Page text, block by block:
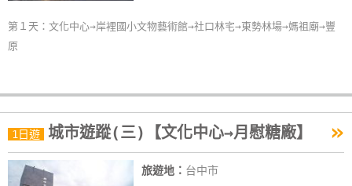
第１天：文化中心→岸裡國小文物藝術館→社口林宅→東勢林場→媽祖廟→豐
原
1日遊 城市遊蹤(三)【文化中心→月慰糖廠】 »
旅遊地： 台中市